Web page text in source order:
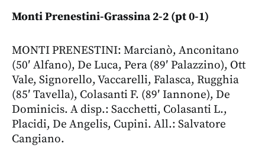
Monti Prenestini-Grassina 2-2 (pt 0-1)
MONTI PRENESTINI: Marcianò, Anconitano
(50′ Alfano), De Luca, Pera (89′ Palazzino), Ott
Vale, Signorello, Vaccarelli, Falasca, Rugghia
(85′ Tavella), Colasanti F. (89′ Iannone), De
Dominicis. A disp.: Sacchetti, Colasanti L.,
Placidi, De Angelis, Cupini. All.: Salvatore
Cangiano.